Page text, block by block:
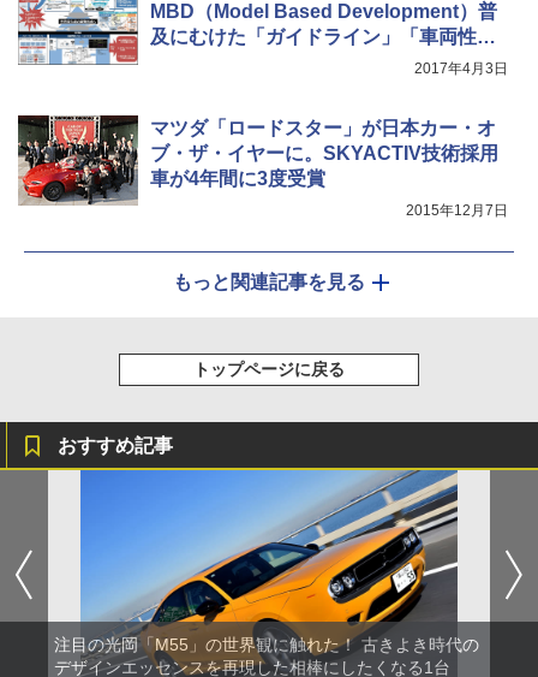
MBD（Model Based Development）普
及にむけた「ガイドライン」「車両性能
シミュレーションモデル」公開2017年4月3日
マツダ「ロードスター」が日本カー・オ
ブ・ザ・イヤーに。SKYACTIV技術採用
車が4年間に3度受賞
2015年12月7日
もっと関連記事を見る
トップページに戻る
おすすめ記事
注目の光岡「M55」の世界観に触れた！ 古きよき時代の
デザインエッセンスを再現した相棒にしたくなる1台